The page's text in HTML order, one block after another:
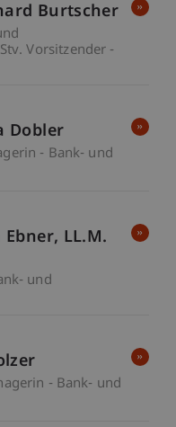
Burtscher
Stv. Vorsitzender -
Dobler
- Bank- und
Ebner LL.M.
und
- Bank- und